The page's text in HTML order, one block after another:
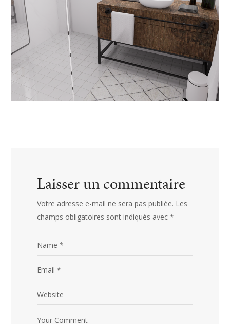
Laisser un commentaire
Votre adresse e-mail ne sera pas publiée. Les
champs obligatoires sont indiqués avec*